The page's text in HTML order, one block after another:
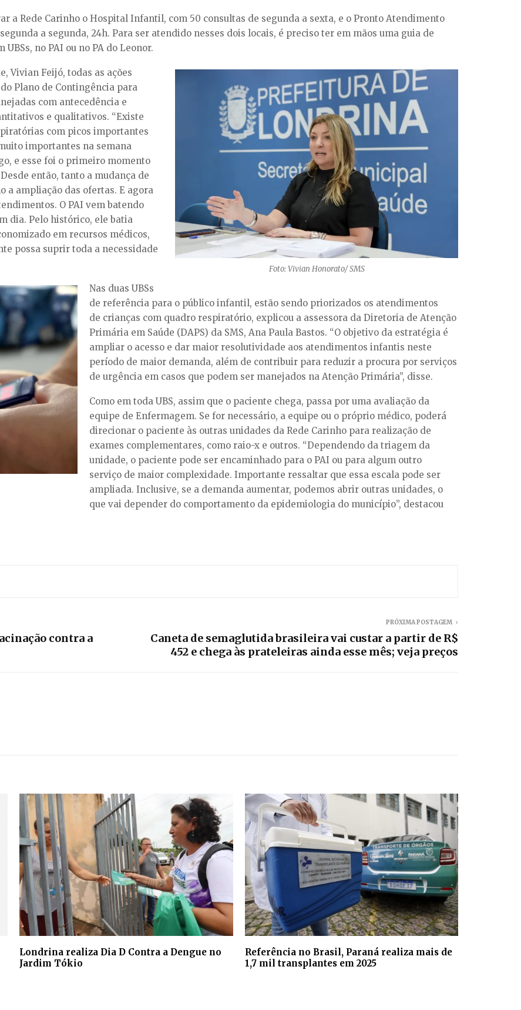
a Rede Carinho o Hospital Infantil, com 50 consultas de segunda a sexta, e o Pronto Atendimento
a segunda, 24h. Para ser atendido nesses dois locais, é preciso ter em mãos uma guia de
no PAI ou no PA do Leonor.
Foto: Vivian Honorato/ SMS
Vivian Feijó, todas as ações
Plano de Contingência para
com antecedência e
e qualitativos. “Existe
com picos importantes
importantes na semana
e esse foi o primeiro momento
então, tanto a mudança de
a ampliação das ofertas. E agora
O PAI vem batendo
dia. Pelo histórico, ele batia
em recursos médicos,
possa suprir toda a necessidade
Nas duas UBSs
de referência para o público infantil, estão sendo priorizados os atendimentos
de crianças com quadro respiratório, explicou a assessora da Diretoria de Atenção
Primária em Saúde (DAPS) da SMS, Ana Paula Bastos. “O objetivo da estratégia é
ampliar o acesso e dar maior resolutividade aos atendimentos infantis neste
período de maior demanda, além de contribuir para reduzir a procura por serviços
de urgência em casos que podem ser manejados na Atenção Primária”, disse.
Como em toda UBS, assim que o paciente chega, passa por uma avaliação da
equipe de Enfermagem. Se for necessário, a equipe ou o próprio médico, poderá
direcionar o paciente às outras unidades da Rede Carinho para realização de
exames complementares, como raio-x e outros. “Dependendo da triagem da
unidade, o paciente pode ser encaminhado para o PAI ou para algum outro
serviçode maior complexidade. Importante ressaltar que essa escala pode ser
ampliada. Inclusive, se a demanda aumentar, podemos abrir outras unidades, o
que vai depender do comportamento da epidemiologia do município”, destacou
contra a
PRÓXIMA POSTAGEM
Caneta de semaglutida brasileira vai custar a partir de R$
452 e chega às prateleiras ainda esse mês; veja preços
Londrina realiza Dia D Contra a Dengue no
Jardim Tókio
Referência no Brasil, Paraná realiza mais de
1,7 mil transplantes em 2025